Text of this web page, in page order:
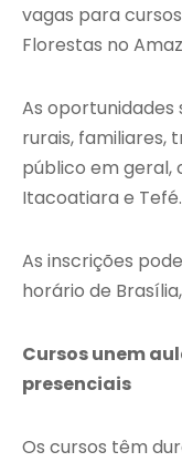
vagas para
Florestas no
As oportunidades
rurais, familiares,
público em geral,
Itacoatiara e Tefé.
As inscrições
horário de
Cursos unem
presenciais
Os cursos têm